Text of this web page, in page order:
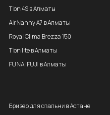
Tion 4S в Алматы
AirNanny A7 в Алматы
Royal Clima Brezza 150
Tion lite в Алматы
FUNAI FUJI в Алматы
Бризер для спальни в Астане